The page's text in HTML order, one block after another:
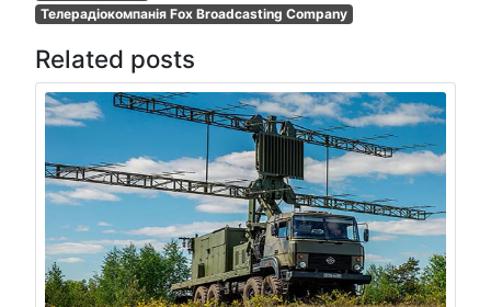
Телерадіокомпанія Fox Broadcasting Company
Related posts